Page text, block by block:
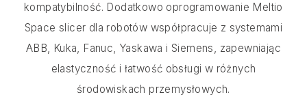
kompatybilność. Dodatkowo oprogramowanie Meltio
Space slicer dla robotów współpracuje z systemami
ABB, Kuka, Fanuc, Yaskawa i Siemens, zapewniając
elastyczność i łatwość obsługi w różnych
środowiskach przemysłowych.